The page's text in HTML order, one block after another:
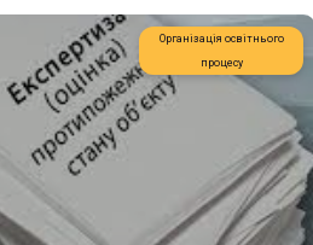
Організація освітнього
процесу